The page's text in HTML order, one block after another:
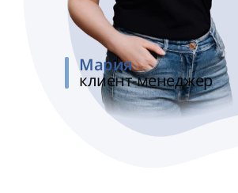
Мария
клиент-менеджер